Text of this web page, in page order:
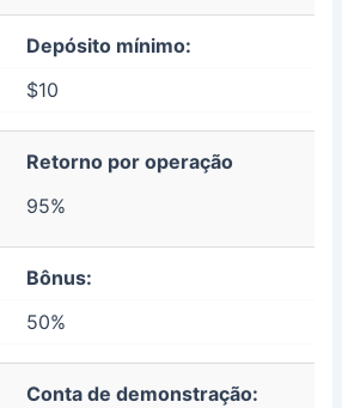
Depósito mínimo:
$10
Retorno por operação
95%
Bônus:
50%
Conta de demonstração: